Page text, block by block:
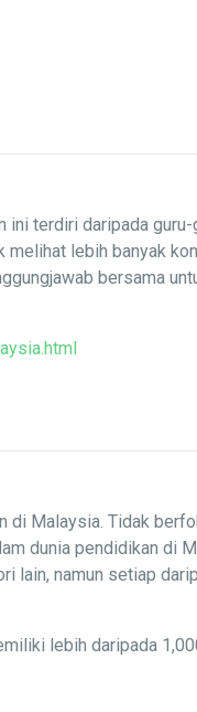
ini terdiri daripada
melihat lebih banyak
bersama
Malaysia. Tidak
dunia pendidikan di
lain, namun setiap
lebih daripada